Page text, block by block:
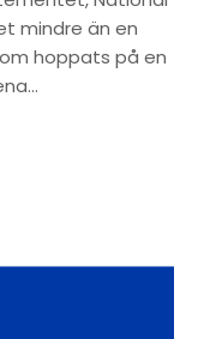
mindre än en
hoppats på en